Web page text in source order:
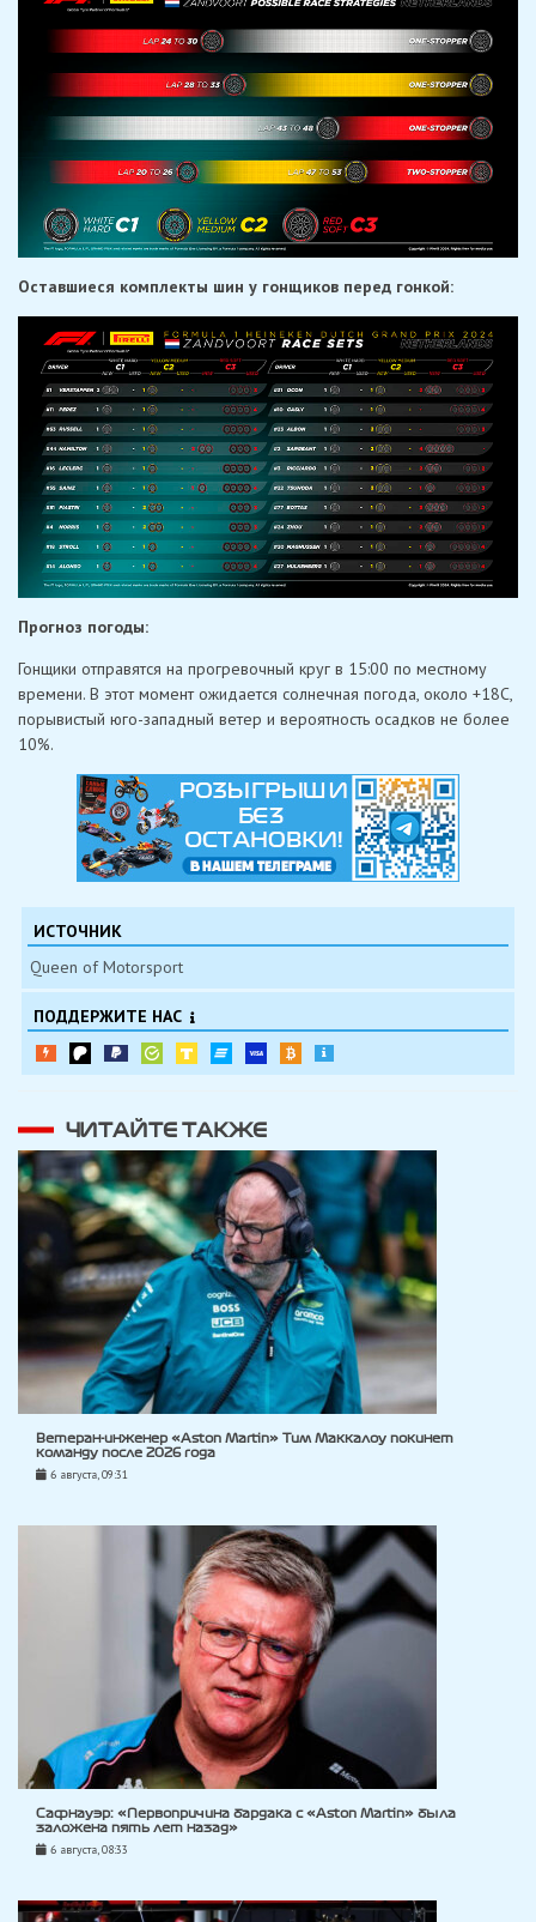
Оставшиеся комплекты шин у гонщиков перед гонкой:
Прогноз погоды:
Гонщики отправятся на прогревочный круг в 15:00 по местному
времени. В этот момент ожидается солнечная погода, около +18С,
порывистый юго-западный ветер и вероятность осадков не более
10%.
ИСТОЧНИК
Queen of Motorsport
ПОДДЕРЖИТЕ НАС
ЧИТАЙТЕ ТАКЖЕ
Ветеран-инженер «Aston Martin» Тим Маккалоу покинет
команду после 2026 года
6 августа, 09:31
Сафнауэр: «Первопричина бардака с «Aston Martin» была
заложена пять лет назад»
6 августа, 08:33